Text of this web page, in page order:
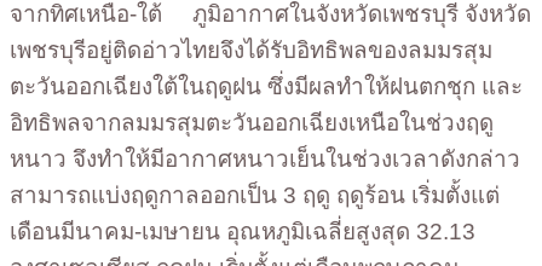
จากทิศเหนือ-ใต้ ภูมิอากาศในจังหวัดเพชรบุรี จังหวัด
เพชรบุรีอยู่ติดอ่าวไทยจึงได้รับอิทธิพลของลมมรสุม
ตะวันออกเฉียงใต้ในฤดูฝน ซึ่งมีผลทำให้ฝนตกชุก และ
อิทธิพลจากลมมรสุมตะวันออกเฉียงเหนือในช่วงฤดู
หนาว จึงทำให้มีอากาศหนาวเย็นในช่วงเวลาดังกล่าว
สามารถแบ่งฤดูกาลออกเป็น 3 ฤดู ฤดูร้อน เริ่มตั้งแต่
เดือนมีนาคม-เมษายน อุณหภูมิเฉลี่ยสูงสุด 32.13